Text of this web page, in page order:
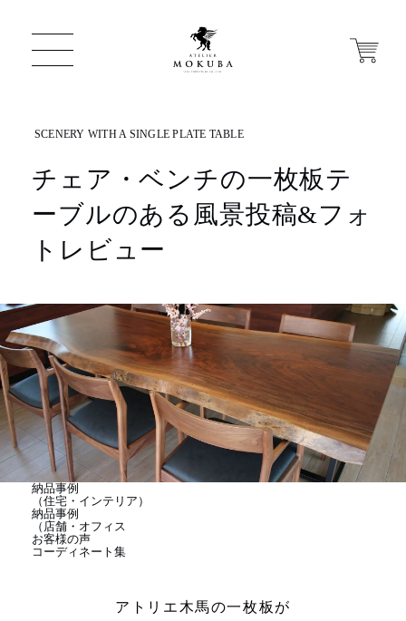
ONLINE STORE
店舗から探す
一枚板 ATELIER MOKUBA HOME
MOKUBA について
商品情報
直営店
イベント
WEBカタログ
チェア・ベンチの一枚板テ
ーブルのある風景投稿&フォ
トレビュー
納品事例
（住宅・インテリア）
納品事例
（店舗・オフィス
お客様の声
コーディネート集
アトリエ木馬の一枚板が